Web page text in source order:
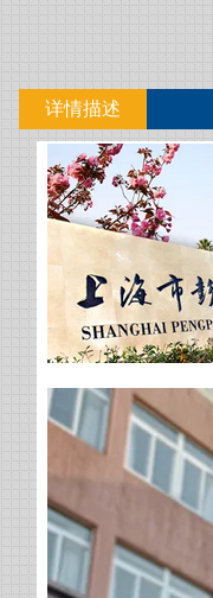
详情描述